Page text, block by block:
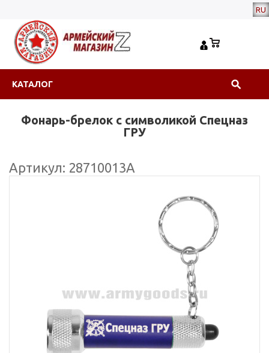
RU
КАТАЛОГ
Фонарь-брелок с символикой Спецназ
ГРУ
Артикул: 28710013А